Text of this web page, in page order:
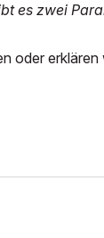
es zwei
oder